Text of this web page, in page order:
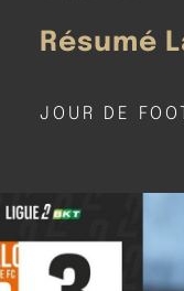
Résumé
JOUR DE FOOT